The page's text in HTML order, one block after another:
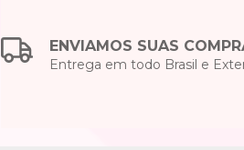
ENVIAMOS SUAS
Entrega em todo Brasil e